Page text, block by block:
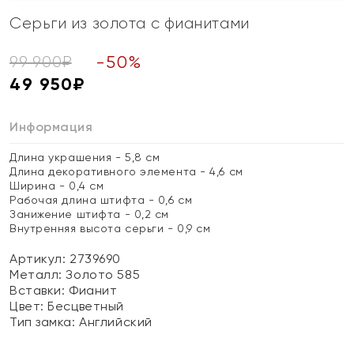
Серьги из золота с фианитами
99 900₽ -50%
49 950₽
Информация
Длина украшения - 5,8 см
Длина декоративного элемента - 4,6 см
Ширина - 0,4 см
Рабочая длина штифта - 0,6 см
Занижение штифта - 0,2 см
Внутренняя высота серьги - 0,9 см
Артикул: 2739690
Металл:Золото 585
Вставки: Фианит
Цвет:Бесцветный
Тип замка:Английский